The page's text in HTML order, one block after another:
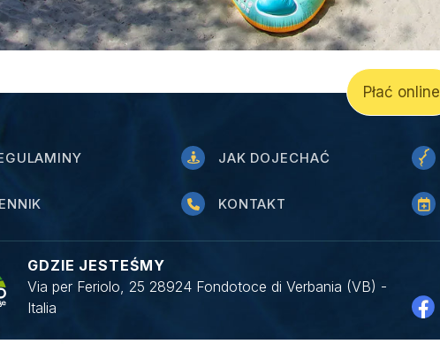
JAK DOJECHAĆ
KONTAKT
GDZIE JESTEŚMY
Via per Feriolo, 25 28924 Fondotoce di Verbania (VB) -
Italia
Płać online